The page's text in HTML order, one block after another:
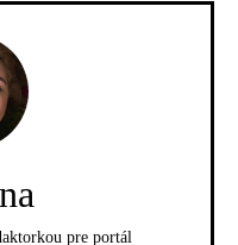
pre portál